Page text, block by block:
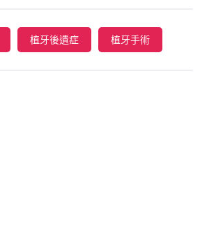
植牙後遺症 植牙手術